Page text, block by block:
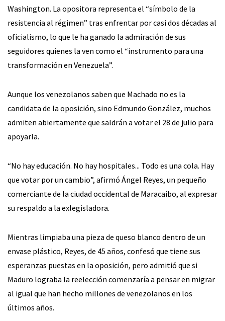
Washington. La opositora representa el “símbolo de la
resistencia al régimen” tras enfrentar por casi dos décadas al
oficialismo, lo que le ha ganado la admiración de sus
seguidores quienes la ven como el “instrumento para una
transformación en Venezuela”.
Aunque los venezolanos saben que Machado no es la
candidata de la oposición, sino Edmundo González, muchos
admiten abiertamente que saldrán a votar el 28 de julio para
apoyarla.
“No hay educación. No hay hospitales... Todo es una cola. Hay
que votar por un cambio”, afirmó Ángel Reyes, un pequeño
comerciante de la ciudad occidental de Maracaibo, al expresar
su respaldo a la exlegisladora.
Mientras limpiaba una pieza de queso blanco dentro de un
envase plástico, Reyes, de 45 años, confesó que tiene sus
esperanzas puestas en la oposición, pero admitió que si
Maduro lograba la reelección comenzaría a pensar en migrar
al igual que han hecho millones de venezolanos en los
últimos años.